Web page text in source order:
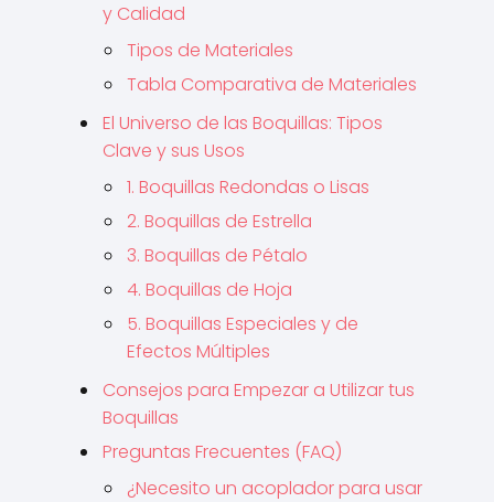
y Calidad
Tipos de Materiales
Tabla Comparativa de Materiales
El Universo de las Boquillas: Tipos
Clave y sus Usos
1. Boquillas Redondas o Lisas
2. Boquillas de Estrella
3. Boquillas de Pétalo
4. Boquillas de Hoja
5. Boquillas Especiales y de
Efectos Múltiples
Consejos para Empezar a Utilizar tus
Boquillas
Preguntas Frecuentes (FAQ)
¿Necesito un acoplador para usar